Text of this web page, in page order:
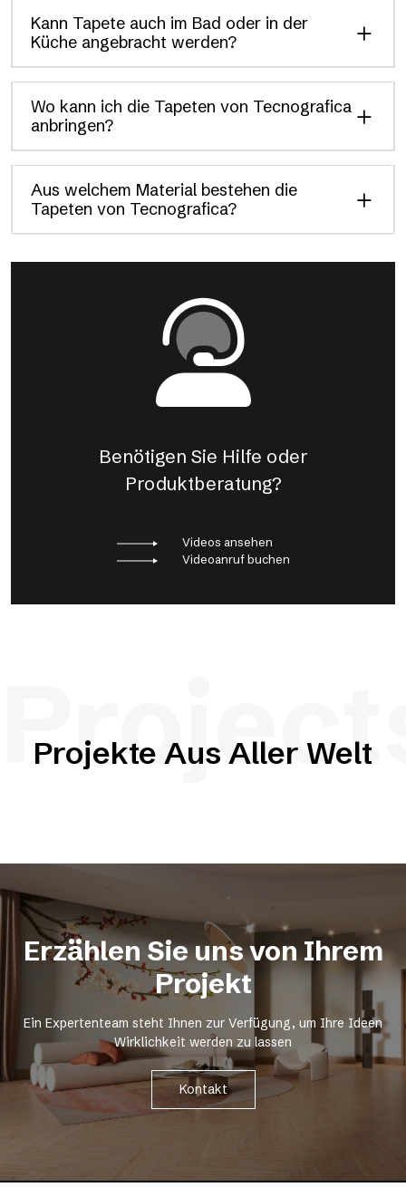
Kann Tapete auch im Bad oder in der
Küche angebracht werden?
Wo kann ich die Tapeten von Tecnografica
anbringen?
Aus welchem Material bestehen die
Tapeten von Tecnografica?
Benötigen Sie Hilfe oder
Produktberatung?
Videos ansehen
Videoanruf buchen
Projekte Aus Aller Welt
Erzählen Sie uns von Ihrem
Projekt
Ein Expertenteam steht Ihnen zur Verfügung, um Ihre Ideen
Wirklichkeit werden zu lassen
Kontakt